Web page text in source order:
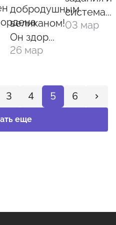
добродушным
великаном!
Он здор...
26 мар
система...
03 мар
3 4 5 6
еще